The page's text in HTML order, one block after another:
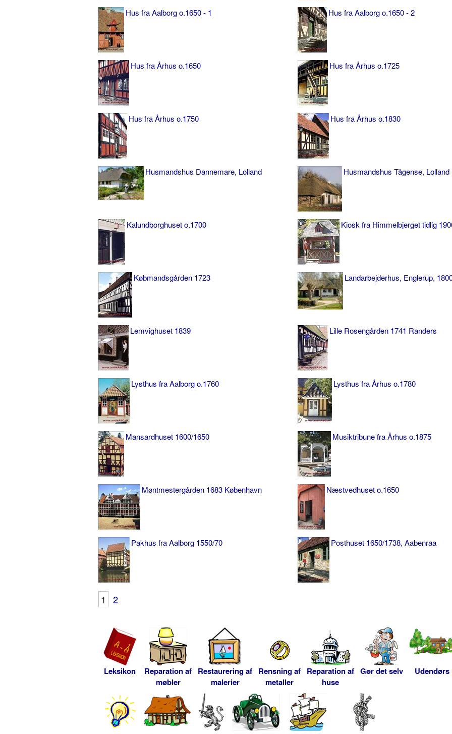
Hus fra Aalborg o.1650 - 1 Hus fra Aalborg o.1650 - 2
Hus fra Århus o.1650 Hus fra Århus o.1725
Hus fra Århus o.1750 Hus fra Århus o.1830
Husmandshus Dannemare, Lolland Husmandshus Tågense, Lolland
Kalundborghuset o.1700 Kiosk fra Himmelbjerget tidlig
Købmandsgården 1723 Landarbejderhus, Englerup,
Lemvighuset 1839 Lille Rosengården 1741 Randers
Lysthus fra Aalborg o.1760 Lysthus fra Århus o.1780
Mansardhuset 1600/1650 Musiktribune fra Århus o.1875
Møntmestergården 1683 København Næstvedhuset o.1650
Pakhus fra Aalborg 1550/70 Posthuset 1650/1738, Aabenraa
1 2
Leksikon
Reparation af
møbler
Restaurering af
malerier
Rensning af
metaller
Reparation af
huse
Gør det selv Udendørs